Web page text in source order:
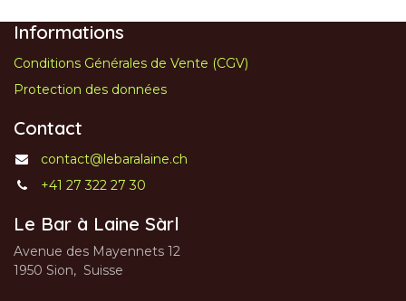
Informations
Conditions Générales de Vente (CGV)
Protection des données
Contact
contact@lebaralaine.ch
+41 27 322 27 30
Le Bar à Laine Sàrl
Avenue des Mayennets 12
1950 Sion, Suisse